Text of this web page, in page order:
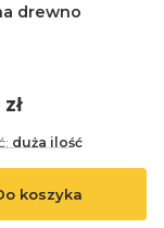
drewno
koszyka
duża ilość